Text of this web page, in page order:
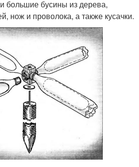
большие бусины из дерева,
нож и проволока, а также кусачки.